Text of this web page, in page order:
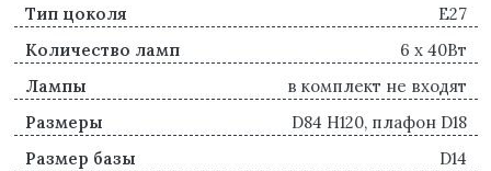
Тип цоколя
E27
Количество ламп
6 x 40Вт
Лампы
в комплект не входят
Размеры
D84 H120, плафон D18
Размер базы
D14